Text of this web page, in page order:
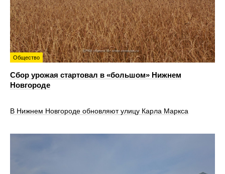
Общество
Сбор урожая стартовал в «большом» Нижнем
Новгороде
В Нижнем Новгороде обновляют улицу Карла Маркса